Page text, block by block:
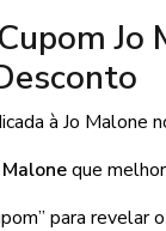
Jo
à Jo Malone
que
para revelar